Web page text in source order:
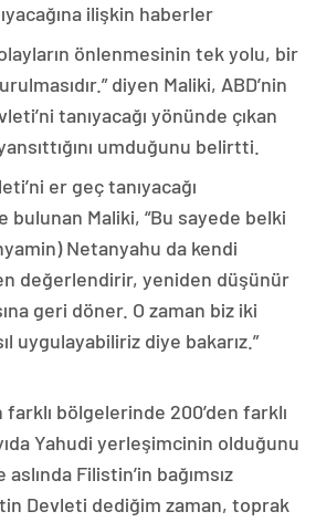
ilişkin haberler
önlenmesinin tek yolu, bir
diyen Maliki, ABD’nin
tanıyacağı yönünde çıkan
umduğunu belirtti.
er geç tanıyacağı
Maliki, “Bu sayede belki
Netanyahu da kendi
değerlendirir, yeniden düşünür
geri döner. O zaman biz iki
uygulayabiliriz diye bakarız.”
farklı bölgelerinde 200’den farklı
Yahudi yerleşimcinin olduğunu
Filistin’in bağımsız
Devleti dediğim zaman, toprak